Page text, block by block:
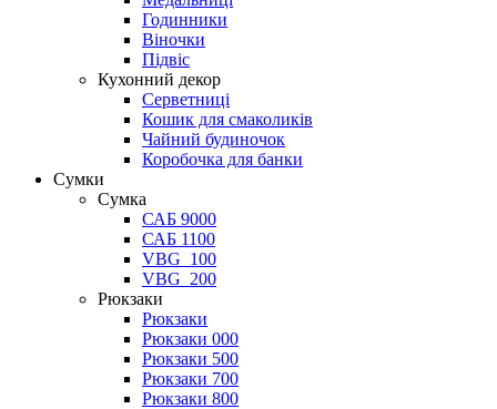
Годинники
Віночки
Підвіс
Кухонний декор
Серветниці
Кошик для смаколиків
Чайний будиночок
Коробочка для банки
Сумки
Сумка
САБ 9000
САБ 1100
VBG_100
VBG_200
Рюкзаки
Рюкзаки
Рюкзаки 000
Рюкзаки 500
Рюкзаки 700
Рюкзаки 800